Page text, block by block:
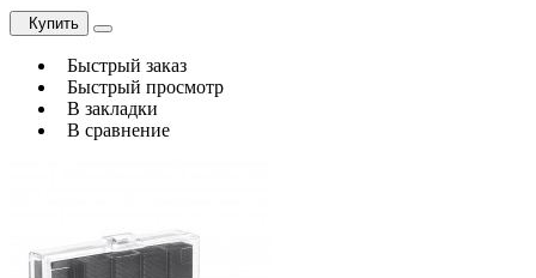
Купить
Быстрый заказ
Быстрый просмотр
В закладки
В сравнение